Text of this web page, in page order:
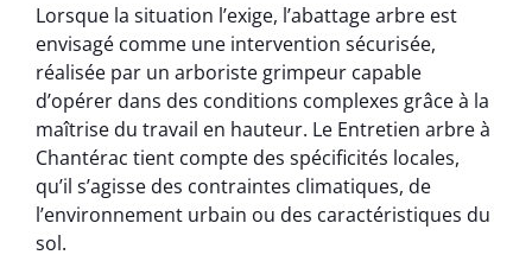
Lorsque la situation l’exige, l’abattage arbre est
envisagé comme une intervention sécurisée,
réalisée par un arboriste grimpeur capable
d’opérer dans des conditions complexes grâce à la
maîtrise du travail en hauteur. Le Entretien arbre à
Chantérac tient compte des spécificités locales,
qu’il s’agisse des contraintes climatiques, de
l’environnement urbain ou des caractéristiques du
sol.